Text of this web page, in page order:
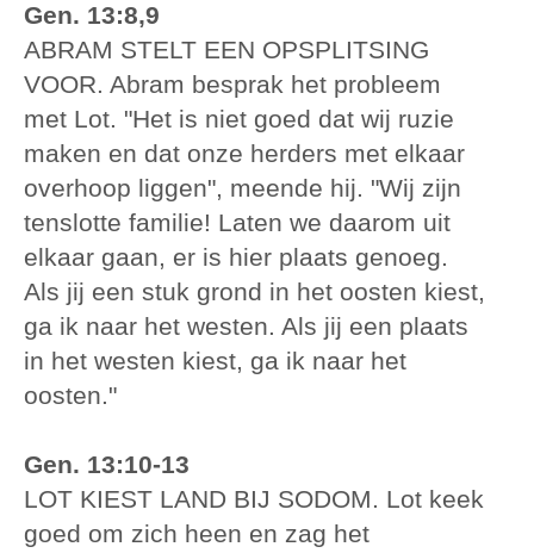
Gen. 13:8,9
ABRAM STELT EEN OPSPLITSING
VOOR. Abram besprak het probleem
met Lot. "Het is niet goed dat wij ruzie
maken en dat onze herders met elkaar
overhoop liggen", meende hij. "Wij zijn
tenslotte familie! Laten we daarom uit
elkaar gaan, er is hier plaats genoeg.
Als jij een stuk grond in het oosten kiest,
ga ik naar het westen. Als jij een plaats
in het westen kiest, ga ik naar het
oosten."
Gen. 13:10-13
LOT KIEST LAND BIJ SODOM. Lot keek
goed om zich heen en zag het